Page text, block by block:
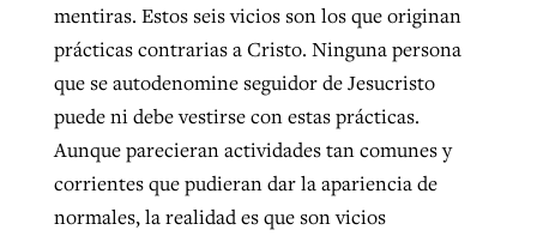
mentiras. Estos seis vicios son los que originan
prácticas contrarias a Cristo. Ninguna persona
que se autodenomine seguidor de Jesucristo
puede ni debe vestirse con estas prácticas.
Aunque parecieran actividades tan comunes y
corrientes que pudieran dar la apariencia de
normales, la realidad es que son vicios